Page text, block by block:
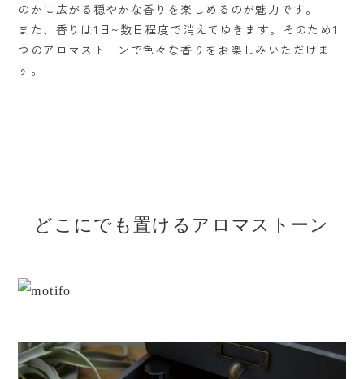
のかに広がる穏やかな香りを楽しめるのが魅力です。
また、香りは1日~数日程度で消えてゆきます。そのため1
つのアロマストーンで色々な香りをお楽しみいただけま
す。
どこにでも置けるアロマストーン